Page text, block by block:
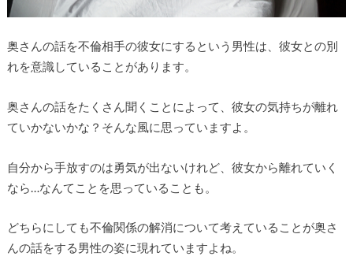
奥さんの話を不倫相手の彼女にするという男性は、彼女との別
れを意識していることがあります。
奥さんの話をたくさん聞くことによって、彼女の気持ちが離れ
ていかないかな？そんな風に思っていますよ。
自分から手放すのは勇気が出ないけれど、彼女から離れていく
なら…なんてことを思っていることも。
どちらにしても不倫関係の解消について考えていることが奥さ
んの話をする男性の姿に現れていますよね。